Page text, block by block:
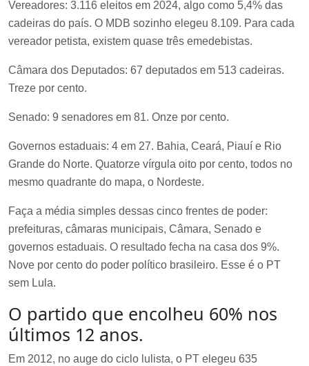
Vereadores: 3.116 eleitos em 2024, algo como 5,4% das
cadeiras do país. O MDB sozinho elegeu 8.109. Para cada
vereador petista, existem quase três emedebistas.
Câmara dos Deputados: 67 deputados em 513 cadeiras.
Treze por cento.
Senado: 9 senadores em 81. Onze por cento.
Governos estaduais: 4 em 27. Bahia, Ceará, Piauí e Rio
Grande do Norte. Quatorze vírgula oito por cento, todos no
mesmo quadrante do mapa, o Nordeste.
Faça a média simples dessas cinco frentes de poder:
prefeituras, câmaras municipais, Câmara, Senado e
governos estaduais. O resultado fecha na casa dos 9%.
Nove por cento do poder político brasileiro. Esse é o PT
sem Lula.
O partido que encolheu 60% nos
últimos 12 anos.
Em 2012, no auge do ciclo lulista, o PT elegeu 635